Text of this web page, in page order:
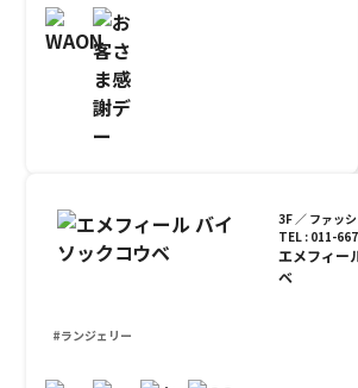
3F ／ ファッ
TEL : 011-
エメフィー
ベ
#ランジェリー